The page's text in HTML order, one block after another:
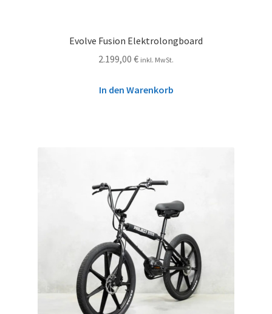
Evolve Fusion Elektrolongboard
2.199,00 € inkl. MwSt.
In den Warenkorb